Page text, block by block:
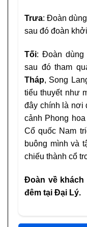
Trưa: Đoàn
sau đó đoàn
Tối: Đoàn
sau đó tham
Tháp, Song
tiểu thuyết như
đây chính là nơi
cảnh Phong
Cổ quốc Nam
buông mình và
chiếu thành cổ
Đoàn về khách
đêm tại Đại Lý.